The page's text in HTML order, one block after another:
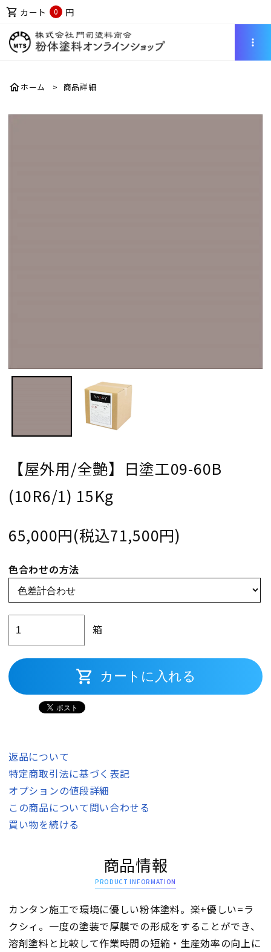
shopping_cart カート 0 円
more_vert
homeホーム 商品詳細
【屋外用/全艶】日塗工09-60B
(10R6/1) 15Kg
65,000円(税込71,500円)
色合わせの方法
箱
shopping_cart カートに入れる
返品について
特定商取引法に基づく表記
オプションの値段詳細
この商品について問い合わせる
買い物を続ける
商品情報
PRODUCT INFORMATION
カンタン施工で環境に優しい粉体塗料。楽+優しい=ラ
クシィ。一度の塗装で厚膜での形成をすることができ、
溶剤塗料と比較して作業時間の短縮・生産効率の向上に